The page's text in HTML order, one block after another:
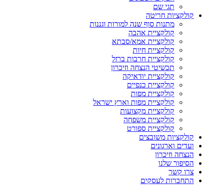
תגי שם
קולקציות חריטה
מתנות סוף שנה למורות וגננות
קולקציית אהבה
קולקציית אמא/סבתא
קולקציית חיות
קולקציית חרבות ברזל
תכשיטי הנצחה וזיכרון
קולקציית יודאיקה
קולקציית כנפיים
קולקציית מפות
קולקציית מפות וארץ ישראל
קולקציית מקצועות
קולקציית משפחה
קולקציית ספורט
קולקציות משובצים
ועדים וארגונים
הנצחה וזיכרון
הסיפור שלנו
צרו קשר
התחברות לעסקים